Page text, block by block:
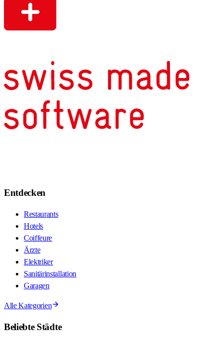
Entdecken
Restaurants
Hotels
Coiffeure
Ärzte
Elektriker
Sanitärinstallation
Garagen
Alle Kategorien
Beliebte Städte